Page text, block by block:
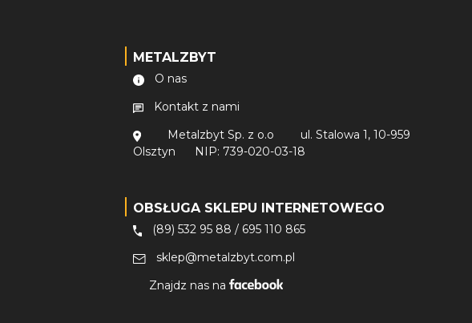
METALZBYT
O nas
Kontakt z nami
Metalzbyt Sp. z o.o
ul. Stalowa 1, 10-959
Olsztyn
NIP: 739-020-03-18
OBSŁUGA SKLEPU INTERNETOWEGO
(89) 532 95 88 / 695 110 865
sklep@metalzbyt.com.pl
Znajdz nas na